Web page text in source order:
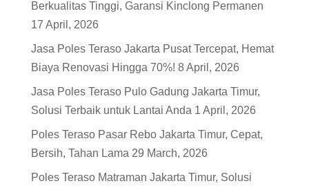
Berkualitas Tinggi, Garansi Kinclong Permanen
17 April, 2026
Jasa Poles Teraso Jakarta Pusat Tercepat, Hemat
Biaya Renovasi Hingga 70%! 8 April, 2026
Jasa Poles Teraso Pulo Gadung Jakarta Timur,
Solusi Terbaik untuk Lantai Anda 1 April, 2026
Poles Teraso Pasar Rebo Jakarta Timur, Cepat,
Bersih, Tahan Lama 29 March, 2026
Poles Teraso Matraman Jakarta Timur, Solusi